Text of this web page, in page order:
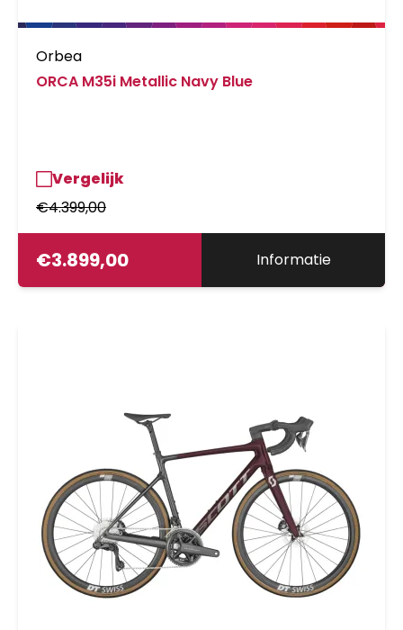
Orbea
ORCA M35i Metallic Navy Blue
Vergelijk
€4.399,00
€3.899,00 Informatie